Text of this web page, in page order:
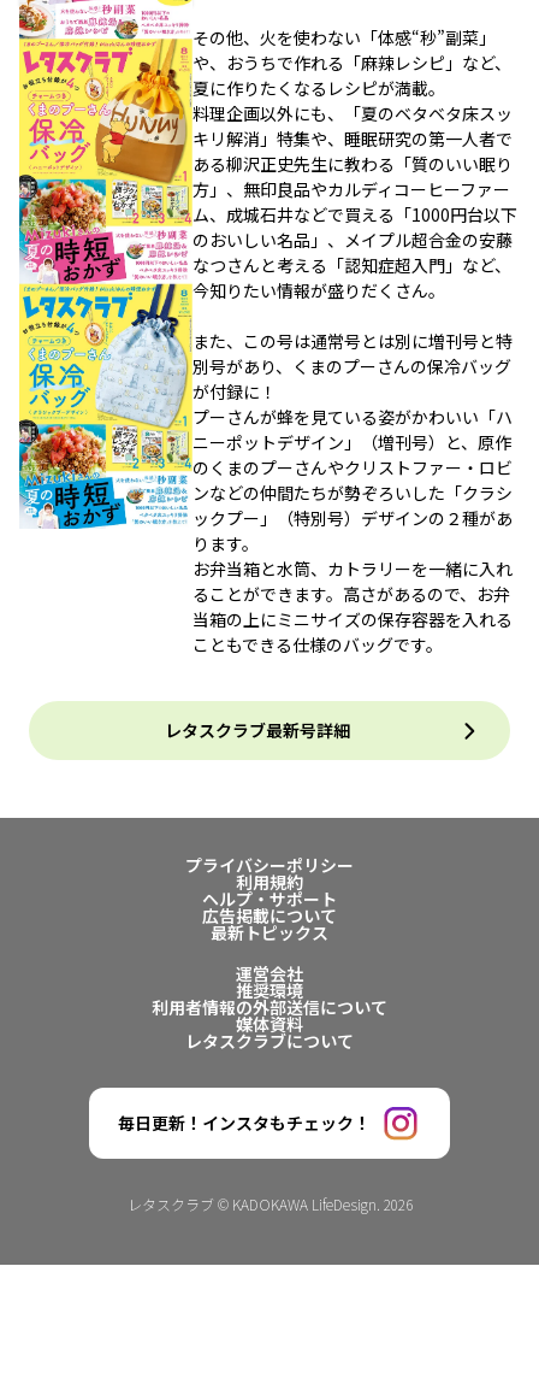
その他、火を使わない「体感“秒”副菜」
や、おうちで作れる「麻辣レシピ」など、
夏に作りたくなるレシピが満載。
料理企画以外にも、「夏のベタベタ床スッ
キリ解消」特集や、睡眠研究の第一人者で
ある柳沢正史先生に教わる「質のいい眠り
方」、無印良品やカルディコーヒーファー
ム、成城石井などで買える「1000円台以下
のおいしい名品」、メイプル超合金の安藤
なつさんと考える「認知症超入門」など、
今知りたい情報が盛りだくさん。
また、この号は通常号とは別に増刊号と特
別号があり、くまのプーさんの保冷バッグ
が付録に！
プーさんが蜂を見ている姿がかわいい「ハ
ニーポットデザイン」（増刊号）と、原作
のくまのプーさんやクリストファー・ロビ
ンなどの仲間たちが勢ぞろいした「クラシ
ックプー」（特別号）デザインの２種があ
ります。
お弁当箱と水筒、カトラリーを一緒に入れ
ることができます。高さがあるので、お弁
当箱の上にミニサイズの保存容器を入れる
こともできる仕様のバッグです。
レタスクラブ最新号詳細
プライバシーポリシー
利用規約
ヘルプ・サポート
広告掲載について
最新トピックス
運営会社
推奨環境
利用者情報の外部送信について
媒体資料
レタスクラブについて
毎日更新！インスタもチェック！
レタスクラブ © KADOKAWA LifeDesign. 2026